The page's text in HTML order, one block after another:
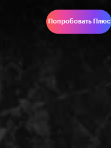
Попробовать Плюс